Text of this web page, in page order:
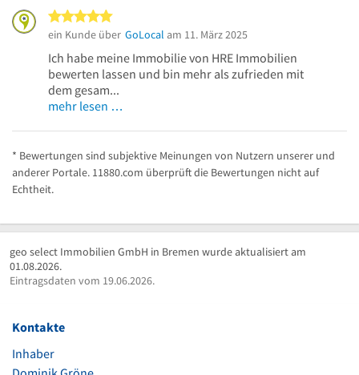
ein Kunde über GoLocal am 11. März 2025
Ich habe meine Immobilie von HRE Immobilien
bewerten lassen und bin mehr als zufrieden mit
dem gesam...
mehr lesen …
* Bewertungen sind subjektive Meinungen von Nutzern unserer und
anderer Portale. 11880.com überprüft die Bewertungen nicht auf
Echtheit.
geo select Immobilien GmbH in Bremen wurde aktualisiert am
01.08.2026.
Eintragsdaten vom 19.06.2026.
Kontakte
Inhaber